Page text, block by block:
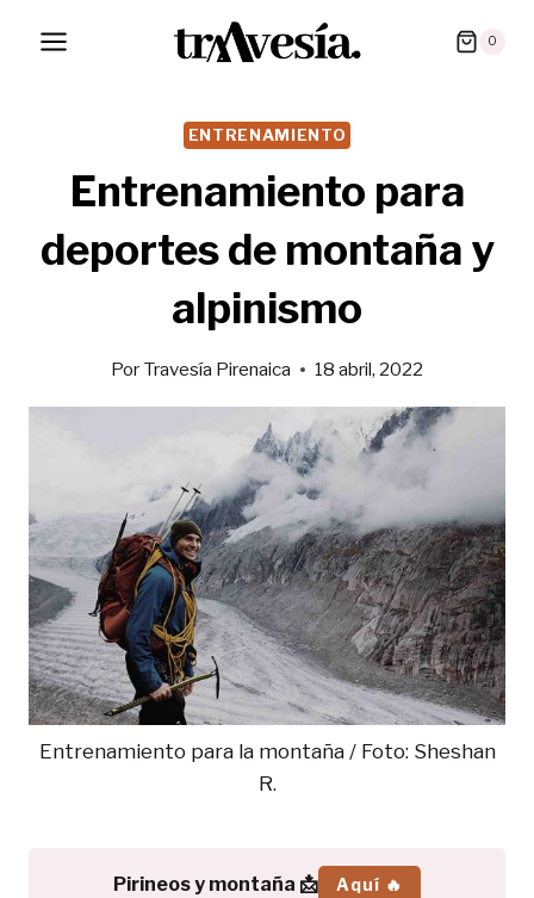
0
ENTRENAMIENTO
Entrenamiento para
deportes de montaña y
alpinismo
Por Travesía Pirenaica 18 abril, 2022
Entrenamiento para la montaña / Foto: Sheshan
R.
Pirineos y montaña 📩 Aquí 🔥